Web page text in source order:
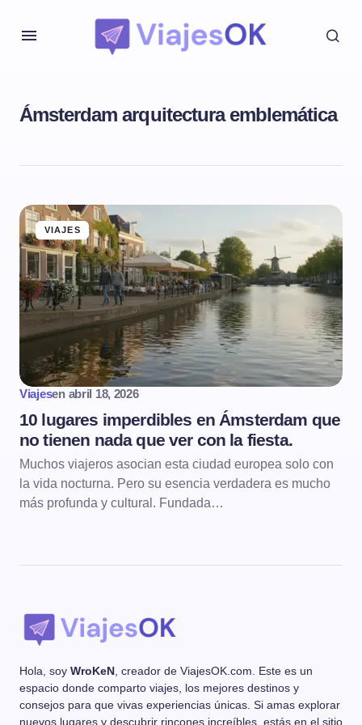
Ámsterdam arquitectura emblemática
VIAJES
Viajesen abril 18, 2026
10 lugares imperdibles en Ámsterdam que
no tienen nada que ver con la fiesta.
Muchos viajeros asocian esta ciudad europea solo con
la vida nocturna. Pero su esencia verdadera es mucho
más profunda y cultural. Fundada…
Hola, soy WroKeN , creador de ViajesOK.com. Este es un
espacio donde comparto viajes, los mejores destinos y
consejos para que vivas experiencias únicas. Si amas explorar
nuevos lugares y descubrir rincones increíbles, estás en el sitio